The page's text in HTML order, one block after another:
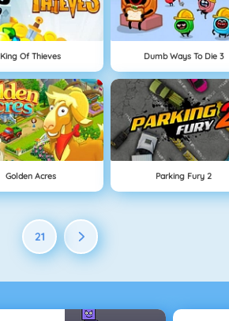
King Of Thieves Dumb Ways To Die 3
Golden Acres Parking Fury 2
21